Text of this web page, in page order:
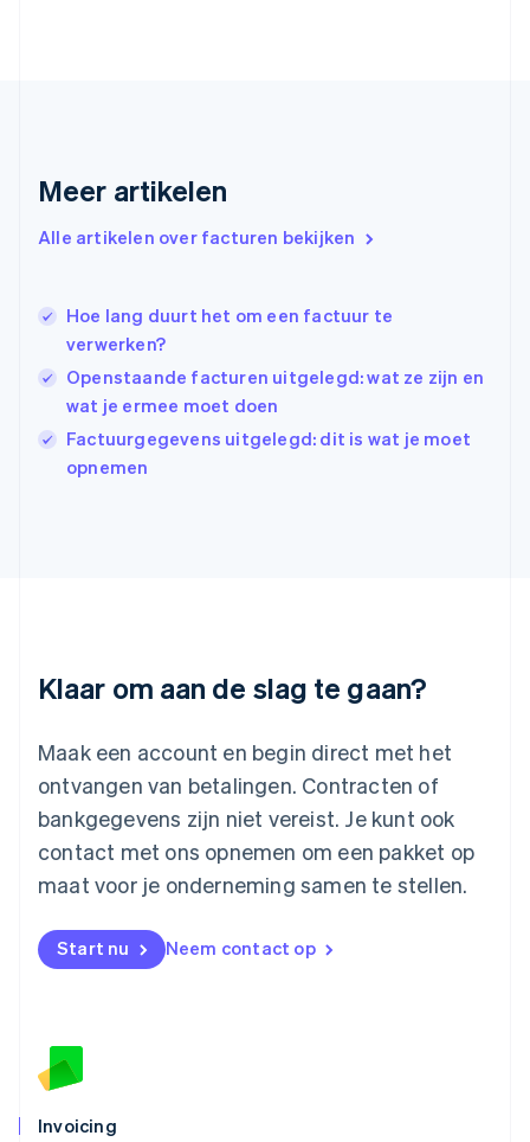
Meer artikelen
Alle artikelen over facturen bekijken
Hoe lang duurt het om een factuur te
verwerken?
Openstaande facturen uitgelegd: wat ze zijn en
wat je ermee moet doen
Factuurgegevens uitgelegd: dit is wat je moet
opnemen
Klaar om aan de slag te gaan?
Maak een account en begin direct met het
ontvangen van betalingen. Contracten of
bankgegevens zijn niet vereist. Je kunt ook
contact met ons opnemen om een pakket op
maat voor je onderneming samen te stellen.
Start nu Neem contact op
Invoicing
Hongarije
Hongkong SAR, China
English
English
Italië
Italiano English
日本語English
Kroatië
FrançaisDeutschEnglish
English
Malta
English
Mexico
Nederland
NederlandsEnglish
English
Noorwegen
Polen
English
Português